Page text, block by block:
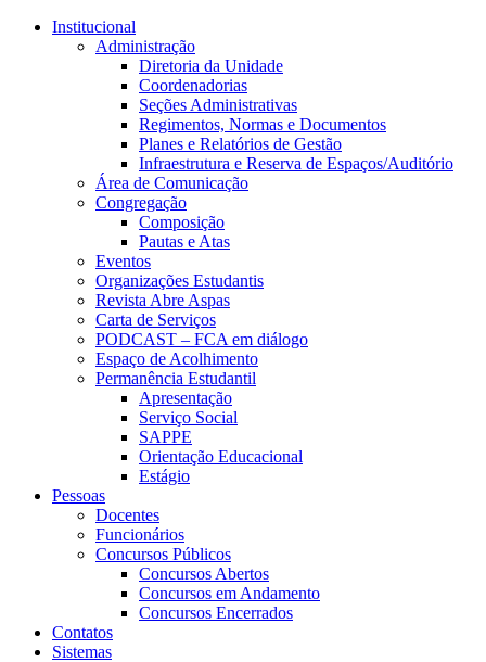
Conteúdo principal
Institucional
Administração
Diretoria da Unidade
Coordenadorias
Seções Administrativas
Regimentos, Normas e Documentos
Planes e Relatórios de Gestão
Infraestrutura e Reserva de Espaços/Auditório
Área de Comunicação
Congregação
Composição
Pautas e Atas
Eventos
Organizações Estudantis
Revista Abre Aspas
Carta de Serviços
PODCAST – FCA em diálogo
Espaço de Acolhimento
Permanência Estudantil
Apresentação
Serviço Social
SAPPE
Orientação Educacional
Estágio
Pessoas
Docentes
Funcionários
Concursos Públicos
Concursos Abertos
Concursos em Andamento
Concursos Encerrados
Contatos
Sistemas